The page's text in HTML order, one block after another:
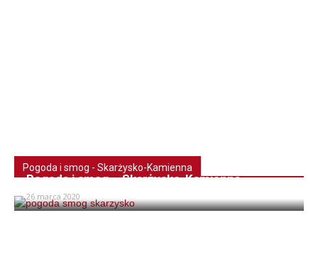
Pogoda i smog - Skarżysko-Kamienna
Pogoda i smog – Skarżysko-Kamienna
26 marca 2020